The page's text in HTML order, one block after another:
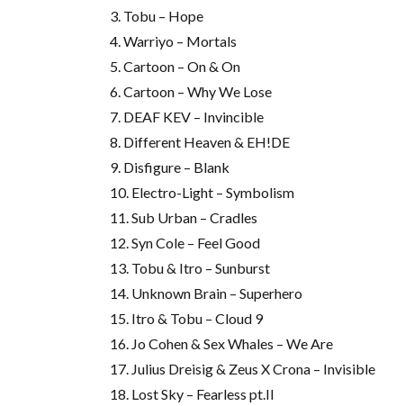
3. Tobu – Hope
4. Warriyo – Mortals
5. Cartoon – On & On
6. Cartoon – Why We Lose
7. DEAF KEV – Invincible
8. Different Heaven & EH!DE
9. Disfigure – Blank
10. Electro-Light – Symbolism
11. Sub Urban – Cradles
12. Syn Cole – Feel Good
13. Tobu & Itro – Sunburst
14. Unknown Brain – Superhero
15. Itro & Tobu – Cloud 9
16. Jo Cohen & Sex Whales – We Are
17. Julius Dreisig & Zeus X Crona – Invisible
18. Lost Sky – Fearless pt.II